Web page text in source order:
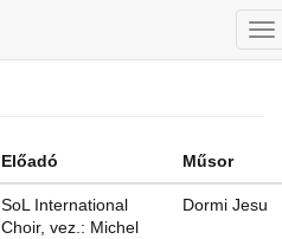
Előadó Műsor
SoL International
Choir, vez.: Michel
Dormi Jesu